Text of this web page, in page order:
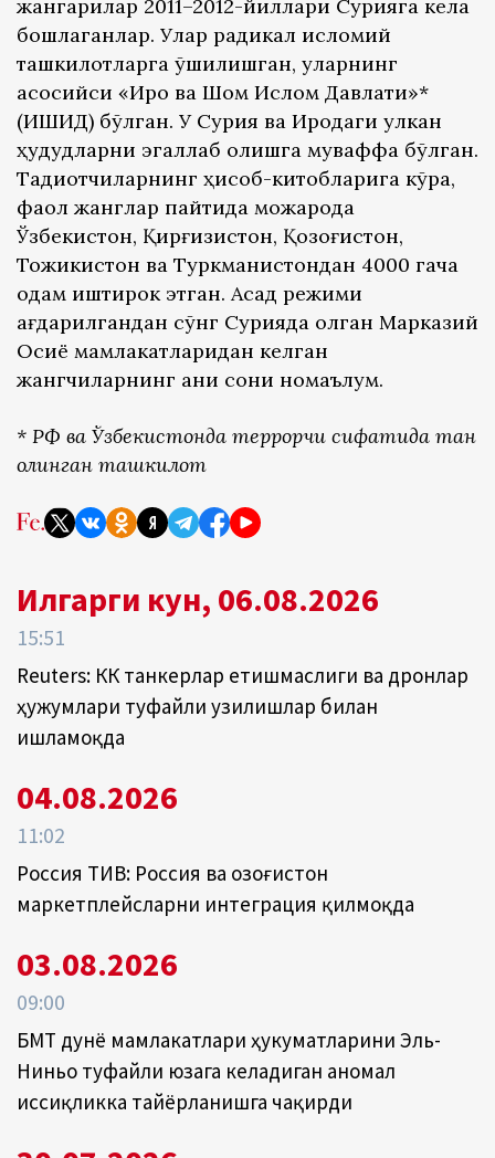
жангарилар 2011–2012-йиллари Сурияга кела
бошлаганлар. Улар радикал исломий
ташкилотларга қўшилишган, уларнинг
асосийси «Ироқ ва Шом Ислом Давлати»*
(ИШИД) бўлган. У Сурия ва Ироқдаги улкан
ҳудудларни эгаллаб олишга муваффақ бўлган.
Тадқиқотчиларнинг ҳисоб-китобларига кўра,
фаол жанглар пайтида можарода
Ўзбекистон, Қирғизистон, Қозоғистон,
Тожикистон ва Туркманистондан 4000 гача
одам иштирок этган. Асад режими
ағдарилгандан сўнг Сурияда қолган Марказий
Осиё мамлакатларидан келган
жангчиларнинг аниқ сони номаълум.
* РФ ва Ўзбекистонда террорчи сифатида тан
олинган ташкилот
Илгарги кун, 06.08.2026
15:51
Reuters: КҚК танкерлар етишмаслиги ва дронлар
ҳужумлари туфайли узилишлар билан
ишламоқда
04.08.2026
11:02
Россия ТИВ: Россия ва Қозоғистон
маркетплейсларни интеграция қилмоқда
03.08.2026
09:00
БМТ дунё мамлакатлари ҳукуматларини Эль-
Ниньо туфайли юзага келадиган аномал
иссиқликка тайёрланишга чақирди